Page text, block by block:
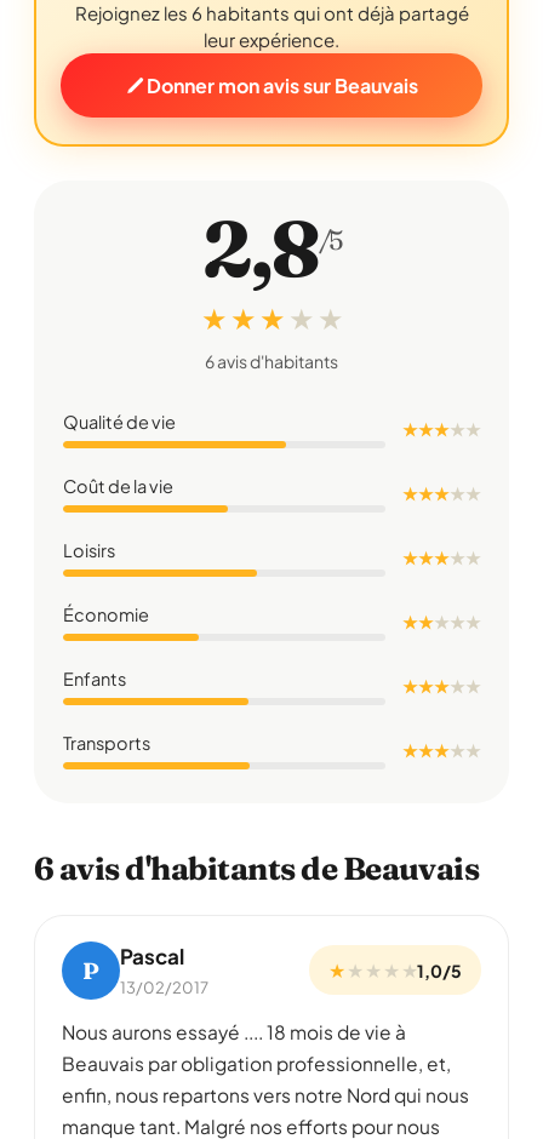
Rejoignez les 6 habitants qui ont déjà partagé
leur expérience.
Donner mon avis sur Beauvais
2,8/5
★ ★ ★ ★ ★
6 avis d'habitants
Qualité de vie ★ ★ ★★★
Coût de la vie ★ ★ ★★★
Loisirs ★ ★ ★★★
Économie ★ ★★★★
Enfants ★ ★ ★★★
Transports ★ ★ ★★★
6 avis d'habitants de Beauvais
P Pascal
13/02/2017
★★ ★ ★ ★1,0/5
Nous aurons essayé .... 18 mois de vie à
Beauvais par obligation professionnelle, et,
enfin, nous repartons vers notre Nord qui nous
manque tant. Malgré nos efforts pour nous